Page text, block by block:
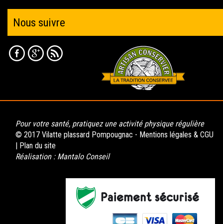
Nous suivre
Pour votre santé, pratiquez une activité physique régulière
© 2017 Vilatte plassard Pompougnac - Mentions légales & CGU
Plan du site
Réalisation : Mantalo Conseil